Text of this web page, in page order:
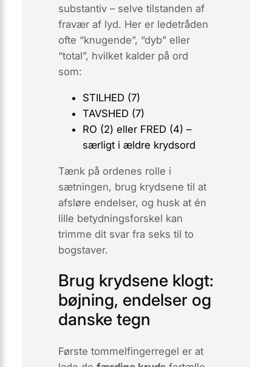
substantiv– selve tilstanden af
fravær af lyd. Her er ledetråden
ofte “knugende”, “dyb” eller
“total”, hvilket kalder på ord
som:
STILHED (7)
TAVSHED (7)
RO (2) eller FRED (4) –
særligt i ældre krydsord
Tænk på ordenes rolle i
sætningen, brug krydsene til at
afsløre endelser, og husk at én
lille betydningsforskel kan
trimme dit svar fra seks til to
bogstaver.
Brug krydsene klogt:
bøjning, endelser og
danske tegn
Første tommelfingerregel er at